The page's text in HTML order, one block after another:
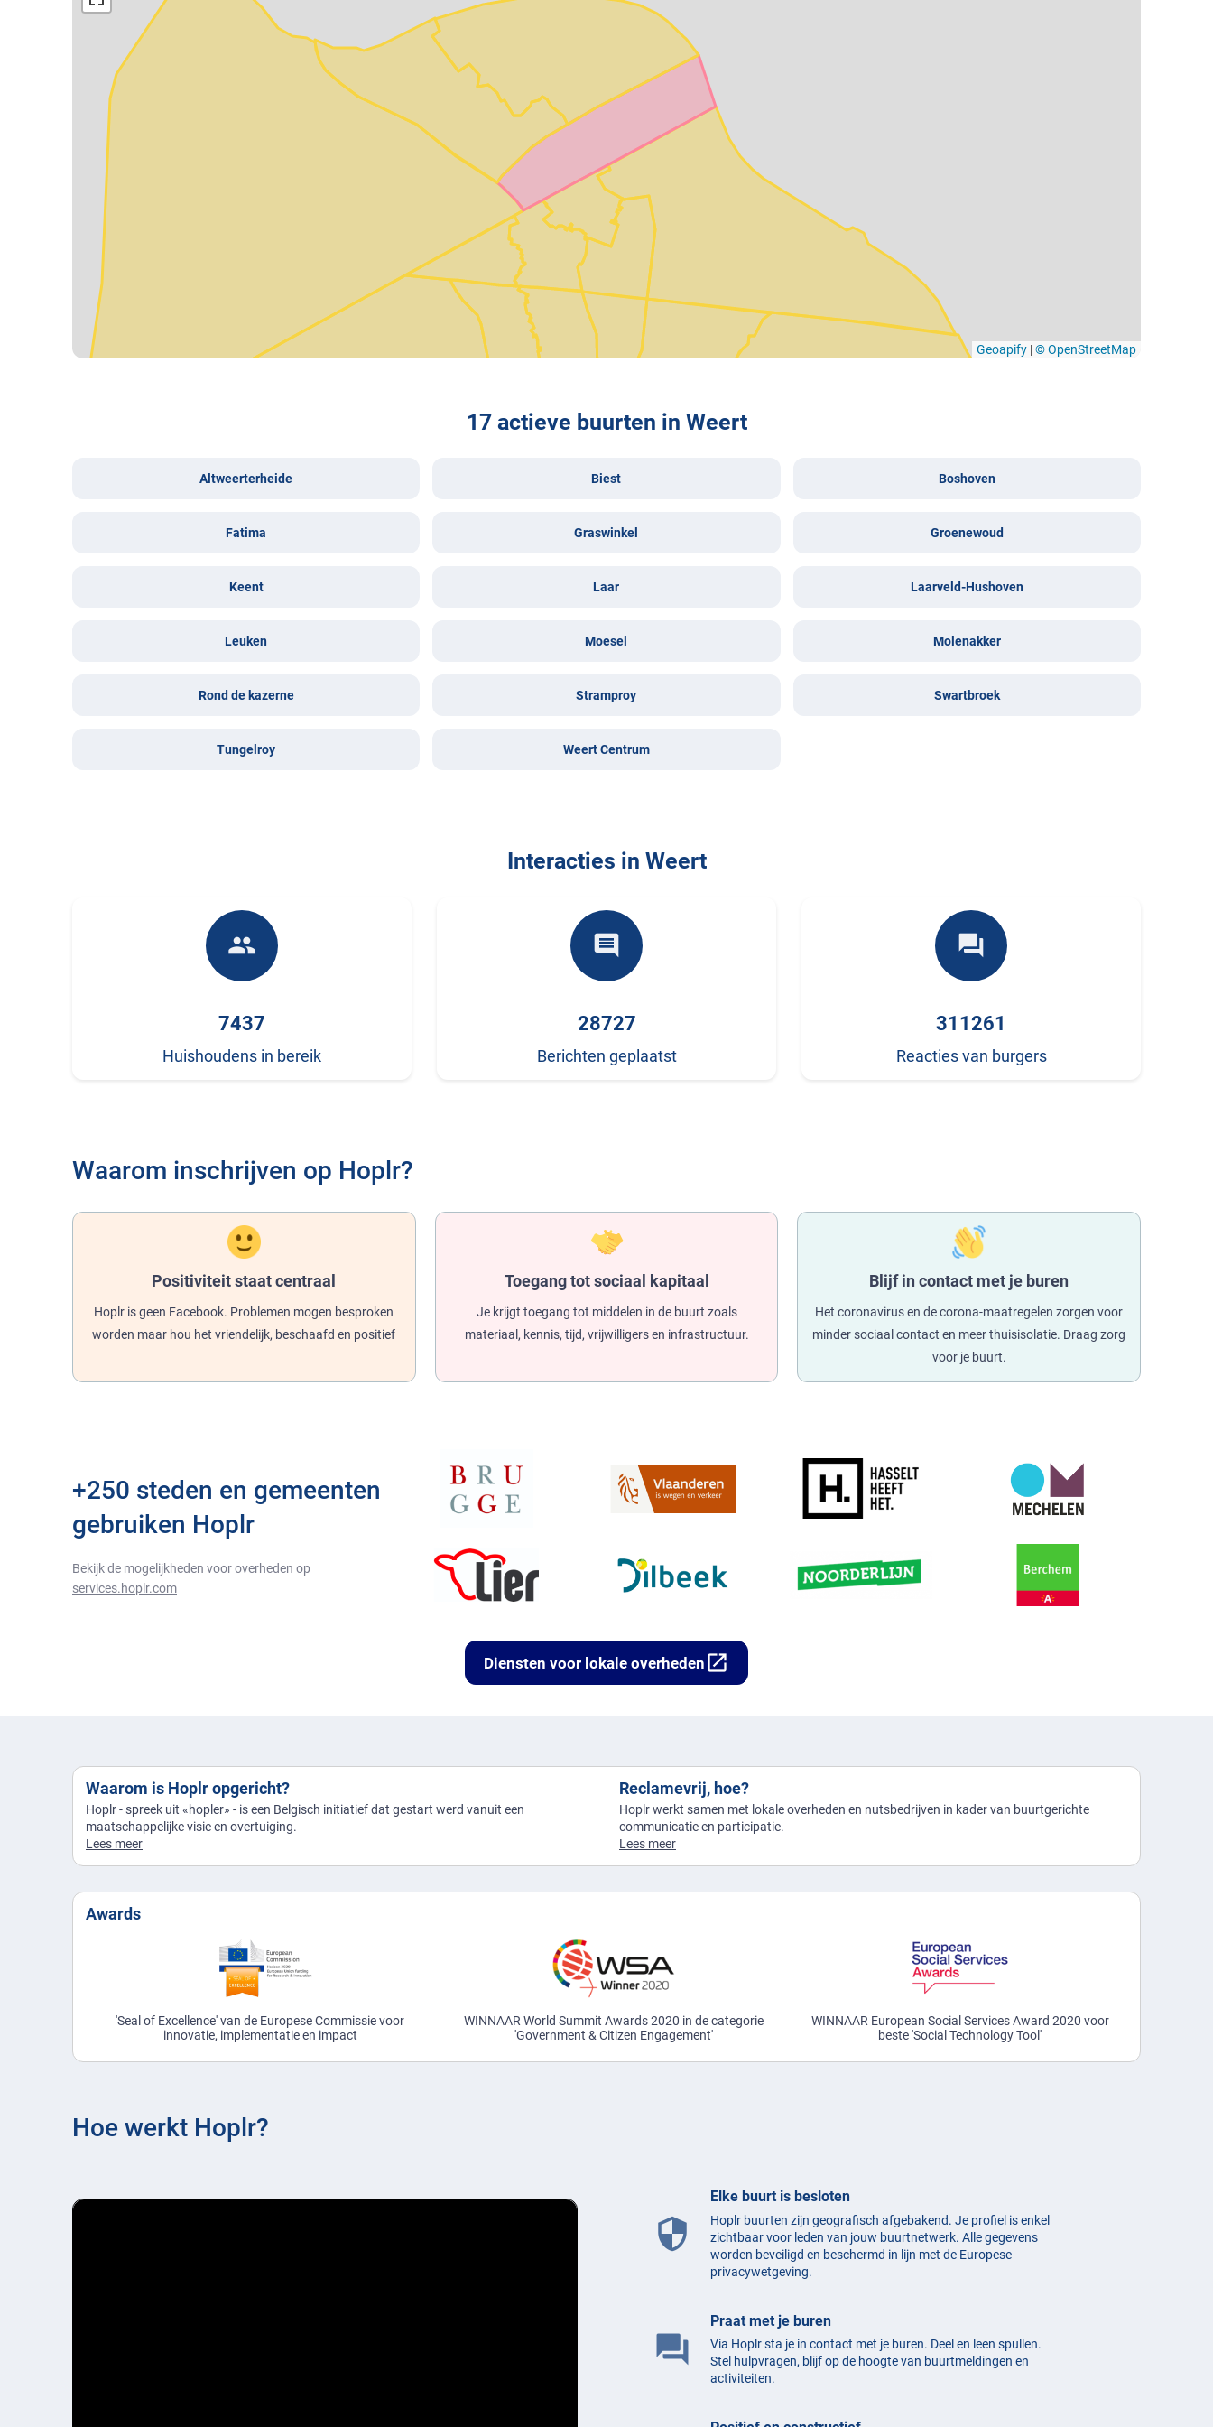
Geoapify |© OpenStreetMap
17 actieve buurten in Weert
Altweerterheide Biest Boshoven
Fatima Graswinkel Groenewoud
Keent Laar Laarveld-Hushoven
Leuken Moesel Molenakker
Rond de kazerne Stramproy Swartbroek
Tungelroy Weert Centrum
Interacties in Weert
people
7437
Huishoudens in bereik
comment
28727
Berichten geplaatst
forum
311261
Reacties van burgers
Waarom inschrijven op Hoplr?
Positiviteit staat centraal
Hoplr is geen Facebook. Problemen mogen besproken
worden maar hou het vriendelijk, beschaafd en positief
Toegang tot sociaal kapitaal
Je krijgt toegang tot middelen in de buurt zoals
materiaal, kennis, tijd, vrijwilligers en infrastructuur.
Blijf in contact met je buren
Het coronavirus en de corona-maatregelen zorgen voor
minder sociaal contact en meer thuisisolatie. Draag zorg
voor je buurt.
+250 steden en gemeenten
gebruiken Hoplr
Bekijk de mogelijkheden voor overheden op
services.hoplr.com
Diensten voor lokale overheden open_in_new
Waarom is Hoplr opgericht?
Hoplr - spreek uit «hopler» - is een Belgisch initiatief dat gestart werd vanuit een
maatschappelijke visie en overtuiging.
Lees meer
Reclamevrij, hoe?
Hoplr werkt samen met lokale overheden en nutsbedrijven in kader van buurtgerichte
communicatie en participatie.
Lees meer
Awards
'Seal of Excellence' van de Europese Commissie voor
innovatie, implementatie en impact
WINNAAR World Summit Awards 2020 in de categorie
'Government & Citizen Engagement'
WINNAAR European Social Services Award 2020 voor
beste 'Social Technology Tool'
Hoe werkt Hoplr?
security
Elke buurt is besloten
Hoplr buurten zijn geografisch afgebakend. Je profiel is enkel
zichtbaar voor leden van jouw buurtnetwerk. Alle gegevens
worden beveiligd en beschermd in lijn met de Europese
privacywetgeving.
question_answer
Praat met je buren
Via Hoplr sta je in contact met je buren. Deel en leen spullen.
Stel hulpvragen, blijf op de hoogte van buurtmeldingen en
activiteiten.